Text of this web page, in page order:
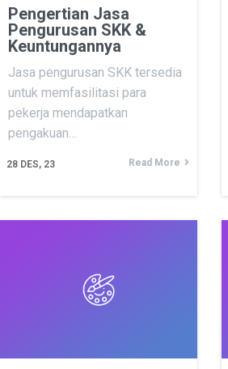
Pengertian Jasa
Pengurusan SKK &
Keuntungannya
28 DES, 23
Jasa pengurusan SKK tersedia
untuk memfasilitasi para
pekerja mendapatkan
pengakuan…
Read More